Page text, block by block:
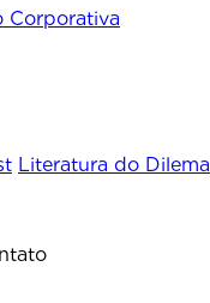
Corporativa
Literatura do Dilema